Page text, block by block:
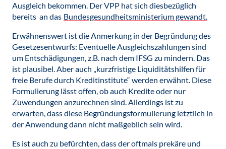
Ausgleich bekommen. Der VPP hat sich diesbezüglich
bereits an das Bundesgesundheitsministerium gewandt.
Erwähnenswert ist die Anmerkung in der Begründung des
Gesetzesentwurfs: Eventuelle Ausgleichszahlungen sind
um Entschädigungen, z.B. nach dem IFSG zu mindern. Das
ist plausibel. Aber auch „kurzfristige Liquiditätshilfen für
freie Berufe durch Kreditinstitute“ werden erwähnt. Diese
Formulierung lässt offen, ob auch Kredite oder nur
Zuwendungen anzurechnen sind. Allerdings ist zu
erwarten, dass diese Begründungsformulierung letztlich in
der Anwendung dann nicht maßgeblich sein wird.
Es ist auch zu befürchten, dass der oftmals prekäre und